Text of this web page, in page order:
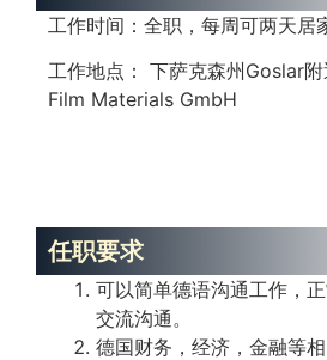
工作时间：全职，每周可两天
工作地点： 下萨克森州Goslar
Film Materials GmbH
任职要求
可以简单德语沟通工作，
交流沟通。
德国财务，经济，金融等